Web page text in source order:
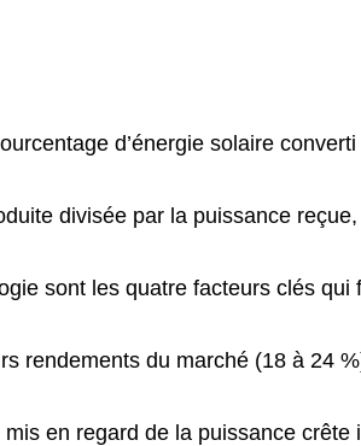
d’énergie solaire
divisée par la puissance
sont les quatre facteurs clés qui
rendements du marché (18 à 24
en regard de la puissance crête